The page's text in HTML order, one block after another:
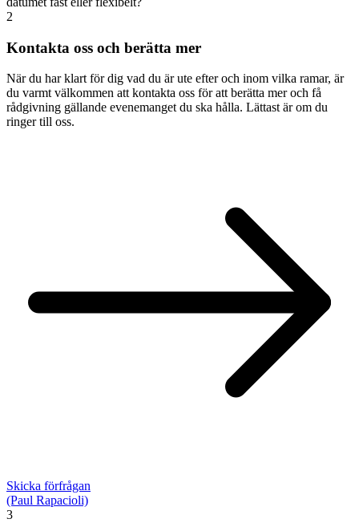
2
Kontakta oss och berätta mer
När du har klart för dig vad du är ute efter och inom vilka ramar, är
du varmt välkommen att kontakta oss för att berätta mer och få
rådgivning gällande evenemanget du ska hålla. Lättast är om du
ringer till oss.
Skicka förfrågan
(Paul Rapacioli)
3